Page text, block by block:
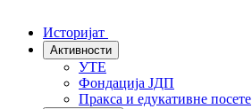
Историјат
Активности
УТЕ
Фондација ЈДП
Пракса и едукативне посете